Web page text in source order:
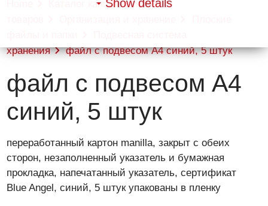
Каталог канцелярских
хранения
файл с подвесом A4 синий, 5 штук
файл с подвесом A4
синий, 5 штук
переработанный картон manilla, закрыт с обеих
сторон, незаполненный указатель и бумажная
прокладка, напечатанный указатель, сертификат
Blue Angel, синий, 5 штук упакованы в пленку
Show details